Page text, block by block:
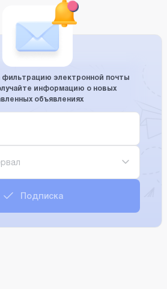
электронной почты
информацию о новых
объявлениях
Подписка